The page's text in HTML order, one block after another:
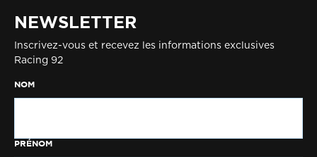
NEWSLETTER
Inscrivez-vous et recevez les informations exclusives
Racing 92
NOM
PRÉNOM